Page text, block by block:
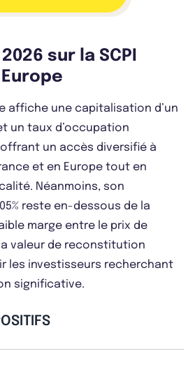
sur la SCPI
affiche une capitalisation d’un
un taux d’occupation
offrant un accès diversifié à
et en Europe tout en
Néanmoins, son
reste en-dessous de la
marge entre le prix de
valeur de reconstitution
les investisseurs recherchant
significative.